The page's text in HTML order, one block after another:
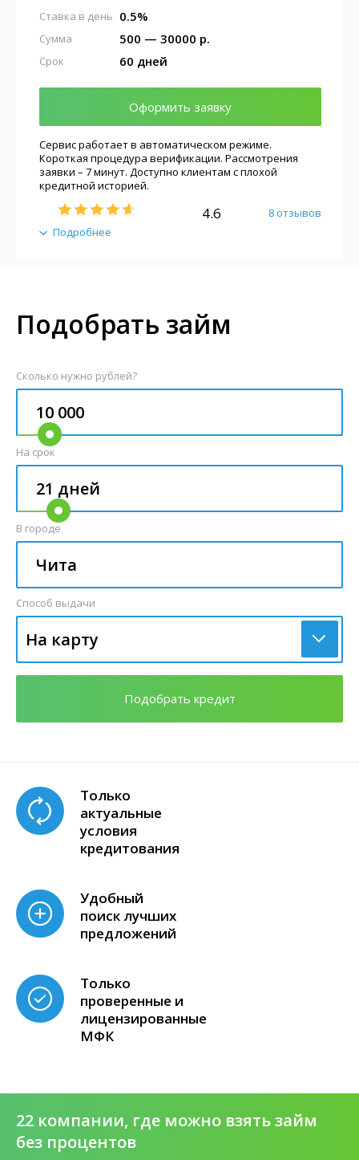
0.5%
Ставка в день
500 — 30000 р.
Сумма
60 дней
Срок
Оформить заявку
Подробнее
Сервис работает в автоматическом режиме.
Короткая процедура верификации. Рассмотрения
заявки – 7 минут. Доступно клиентам с плохой
кредитной историей.
4.6 8 отзывов
Подобрать займ
Сколько нужно рублей?
На срок
В городе
Способ выдачи
На карту
Подобрать кредит
Только
актуальные
условия
кредитования
Удобный
поиск лучших
предложений
Только
проверенные и
лицензированные
МФК
22 компании, где можно взять займ
без процентов